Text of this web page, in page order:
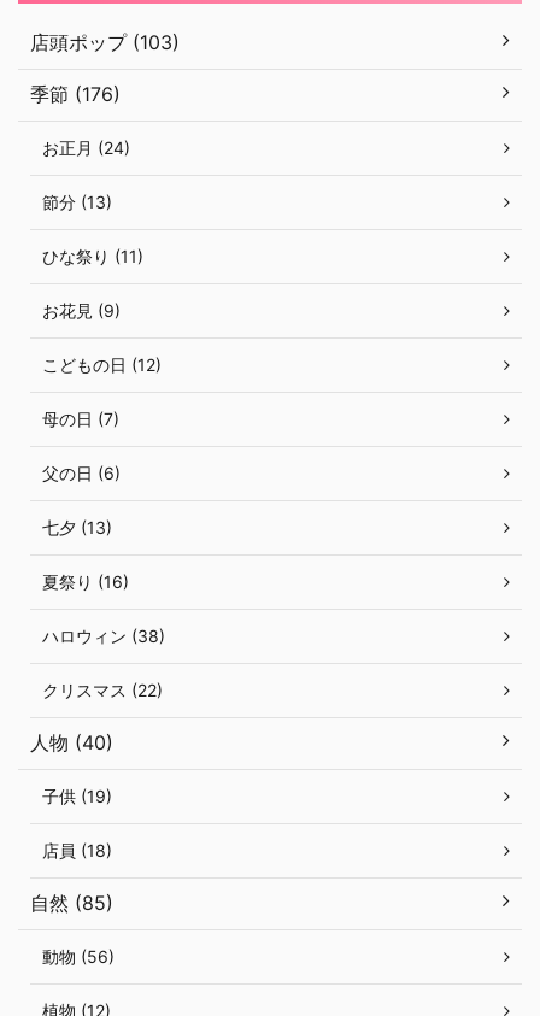
店頭ポップ (103)
季節 (176)
お正月 (24)
節分 (13)
ひな祭り (11)
お花見 (9)
こどもの日 (12)
母の日 (7)
父の日 (6)
七夕 (13)
夏祭り (16)
ハロウィン (38)
クリスマス (22)
人物 (40)
子供 (19)
店員 (18)
自然 (85)
動物 (56)
植物 (12)